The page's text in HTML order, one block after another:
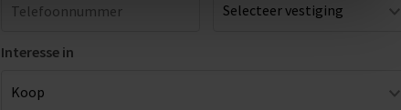
Interesse in